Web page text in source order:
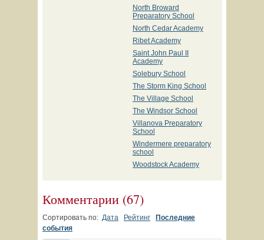
North Broward
Preparatory School
North Cedar Academy
Ribet Academy
Saint John Paul II
Academy
Solebury School
The Storm King School
The Village School
The Windsor School
Villanova Preparatory
School
Windermere preparatory
school
Woodstock Academy
Комментарии (67)
Сортировать по: Дата Рейтинг
Последние
события